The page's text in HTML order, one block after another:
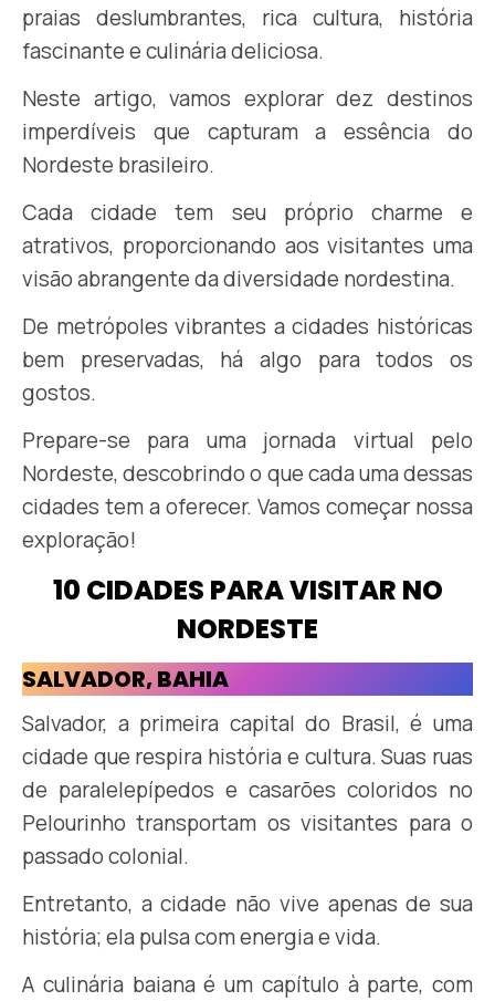
praias deslumbrantes, rica cultura, história
fascinante e culinária deliciosa.
Neste artigo, vamos explorar dez destinos
imperdíveis que capturam a essência do
Nordeste brasileiro.
Cada cidade tem seu próprio charme e
atrativos, proporcionando aos visitantes uma
visão abrangente da diversidade nordestina.
De metrópoles vibrantes a cidades históricas
bem preservadas, há algo para todos os
gostos.
Prepare-se para uma jornada virtual pelo
Nordeste, descobrindo o que cada uma dessas
cidades tem a oferecer. Vamos começar nossa
exploração!
10 CIDADES PARA VISITAR NO
NORDESTE
SALVADOR, BAHIA
Salvador, a primeira capital do Brasil, é uma
cidade que respira história e cultura. Suas ruas
de paralelepípedos e casarões coloridos no
Pelourinho transportam os visitantes para o
passado colonial.
Entretanto, a cidade não vive apenas de sua
história; ela pulsa com energia e vida.
A culinária baiana é um capítulo à parte, com